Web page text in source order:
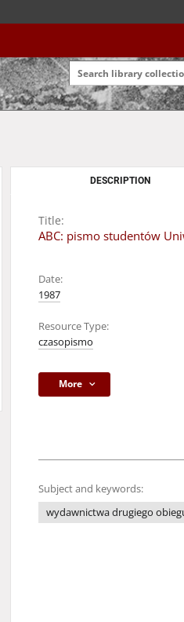
DESCRIPTION
Title:
ABC: pismo studentów
Date:
1987
Resource Type:
czasopismo
More
Subject and keywords:
wydawnictwa drugiego